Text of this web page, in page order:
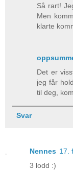
Så rart!
Men
klarte
Det er
jeg får
til deg,
Svar
Nennes 17.
3 lodd :)